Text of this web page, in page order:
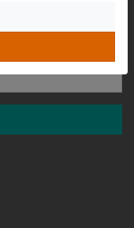
ontvang €10,-